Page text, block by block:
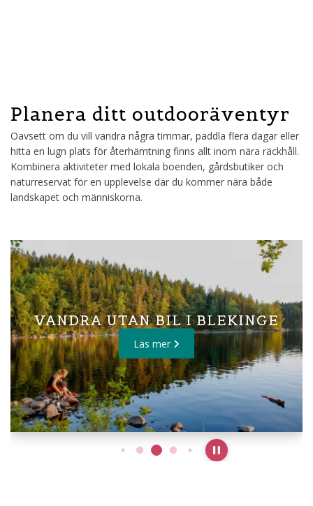
Planera ditt outdooräventyr
Oavsett om du vill vandra några timmar, paddla flera dagar eller
hitta en lugn plats för återhämtning finns allt inom nära räckhåll.
Kombinera aktiviteter med lokala boenden, gårdsbutiker och
naturreservat för en upplevelse där du kommer nära både
landskapet och människorna.
VANDRA UTAN BIL I BLEKINGE
Läs mer
Pause slideshow